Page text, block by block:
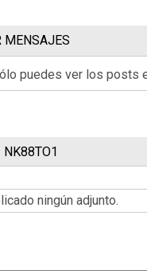
MENSAJES
puedes ver los
ningún adjunto.